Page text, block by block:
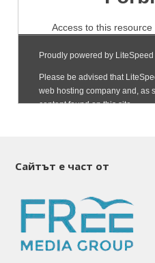
Сайтът е част от